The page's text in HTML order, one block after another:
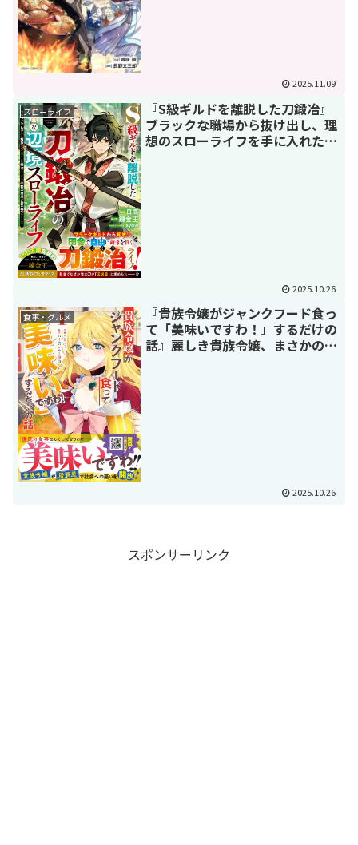
2025.11.09
スローライフ
『S級ギルドを離脱した刀鍛冶』
ブラックな職場から抜け出し、理
想のスローライフを手に入れた男
2025.10.26
食事・グルメ
『貴族令嬢がジャンクフード食っ
て「美味いですわ！」するだけの
話』麗しき貴族令嬢、まさかの工
2025.10.26
スポンサーリンク